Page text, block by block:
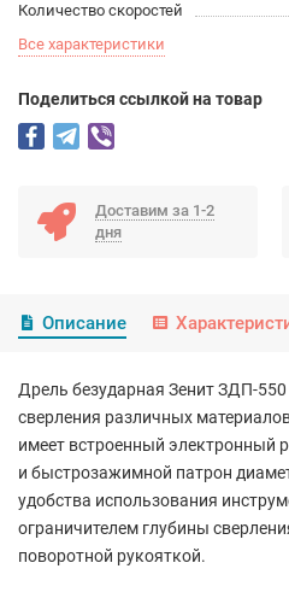
Количество скоростей
Все характеристики
Поделиться ссылкой на товар
Доставим за 1-2
дня
Описание
Дрель безударная Зенит ЗДП-
сверления различных
имеет встроенный электронный
и быстрозажимной патрон
удобства использования
ограничителем глубины
поворотной рукояткой.